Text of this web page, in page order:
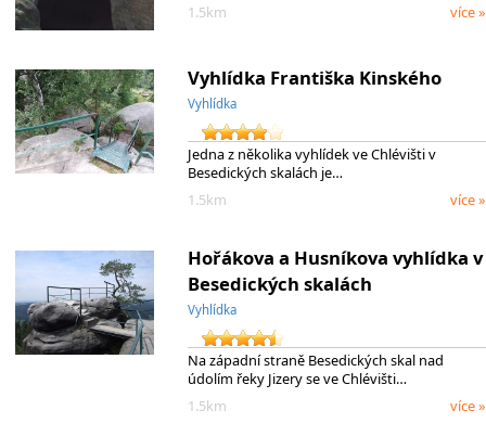
1.5km
více »
Vyhlídka Františka Kinského
Vyhlídka
Jedna z několika vyhlídek ve Chlévišti v
Besedických skalách je…
1.5km
více »
Hořákova a Husníkova vyhlídka v
Besedických skalách
Vyhlídka
Na západní straně Besedických skal nad
údolím řeky Jizery se ve Chlévišti…
1.5km
více »